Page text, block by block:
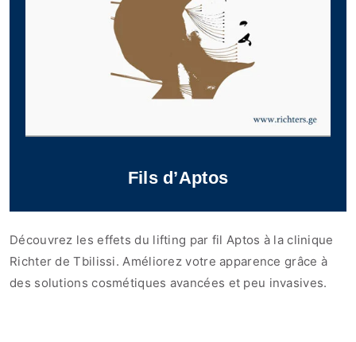
Fils d’Aptos
Découvrez les effets du lifting par fil Aptos à la clinique
Richter de Tbilissi. Améliorez votre apparence grâce à
des solutions cosmétiques avancées et peu invasives.